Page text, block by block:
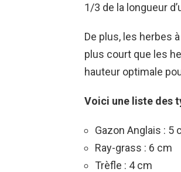
1/3 de la longueur
De plus, les herbes
plus court que les
hauteur optimale
Voici une liste des
Gazon Anglais : 5
Ray-grass : 6 cm
Trèfle : 4 cm